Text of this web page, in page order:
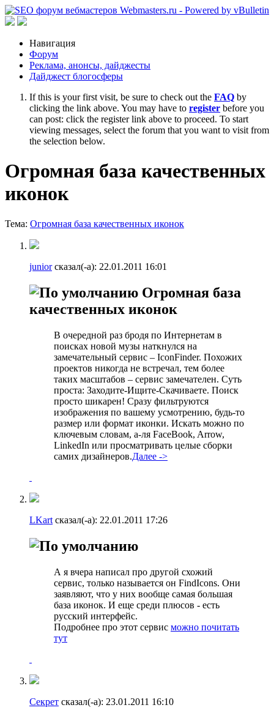
Навигация
Форум
Реклама, анонсы, дайджесты
Дайджест блогосферы
If this is your first visit, be sure to check out the FAQ by
clicking the link above. You may have to register before you
can post: click the register link above to proceed. To start
viewing messages, select the forum that you want to visit from
the selection below.
Огромная база качественных
иконок
Тема: Огромная база качественных иконок
juniorсказал(-а): 22.01.2011 16:01
Огромная база
качественных иконок
В очередной раз бродя по Интернетам в
поисках новой музы наткнулся на
замечательный сервис – IconFinder. Похожих
проектов никогда не встречал, тем более
таких масштабов – сервис замечателен. Суть
проста: Заходите-Ищите-Скачиваете. Поиск
просто шикарен! Сразу фильтруются
изображения по вашему усмотрению, будь-то
размер или формат иконки. Искать можно по
ключевым словам, а-ля FaceBook, Arrow,
LinkedIn или просматривать целые сборки
самих дизайнеров.Далее ->
LKart сказал(-а): 22.01.2011 17:26
А я вчера написал про другой схожий
сервис, только называется он FindIcons. Они
заявляют, что у них вообще самая большая
база иконок. И еще среди плюсов - есть
русский интерфейс.
Подробнее про этот сервис можно почитать
тут
Секрет сказал(-а): 23.01.2011 16:10